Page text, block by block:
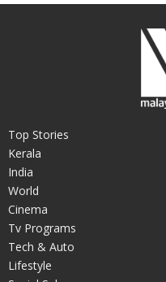
Top Stories
Kerala
India
World
Cinema
Tv Programs
Tech & Auto
Lifestyle